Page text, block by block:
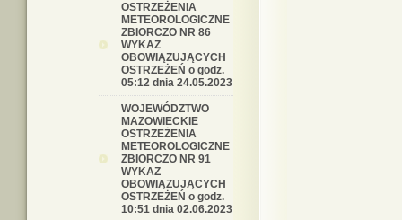
OSTRZEŻENIA
METEOROLOGICZNE
ZBIORCZO NR 86
WYKAZ
OBOWIĄZUJĄCYCH
OSTRZEŻEŃ o godz.
05:12 dnia 24.05.2023
WOJEWÓDZTWO
MAZOWIECKIE
OSTRZEŻENIA
METEOROLOGICZNE
ZBIORCZO NR 91
WYKAZ
OBOWIĄZUJĄCYCH
OSTRZEŻEŃ o godz.
10:51 dnia 02.06.2023